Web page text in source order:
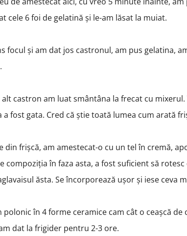
cele 6 foi de gelatină și le-am lăsat la muiat.
focul și am dat jos castronul, am pus gelatina,
castron am luat smântâna la frecat cu
fost gata. Cred că știe toată lumea cum arată
din frișcă, am amestecat-o cu un tel în cremă,
compoziția în faza asta, a fost suficient să
ăsta. Se încorporează ușor și iese ceva
în 4 forme ceramice cam cât o ceașcă de
dat la frigider pentru 2-3 ore.